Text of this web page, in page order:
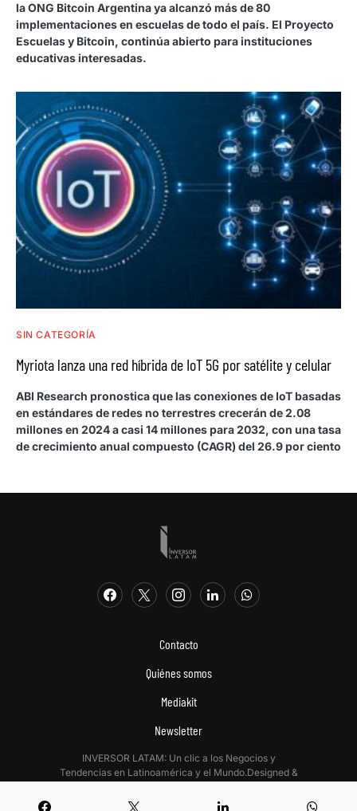
la ONG Bitcoin Argentina ya alcanzó más de 80
implementaciones en escuelas de todo el país. El Proyecto
Escuelas y Bitcoin, continúa abierto para instituciones
educativas interesadas.
SIN CATEGORÍA
Myriota lanza una red híbrida de IoT 5G por satélite y celular
ABI Research pronostica que las conexiones de IoT basadas
en estándares de redes no terrestres crecerán de 2.08
millones en 2024 a casi 14 millones para 2032, con una tasa
de crecimiento anual compuesto (CAGR) del 26.9 por ciento
Contacto
Quiénes somos
Mediakit
Newsletter
INVERSOR LATAM: Un clic a los Negocios y
Tendencias en Latinoamérica y el Mundo.Designed &